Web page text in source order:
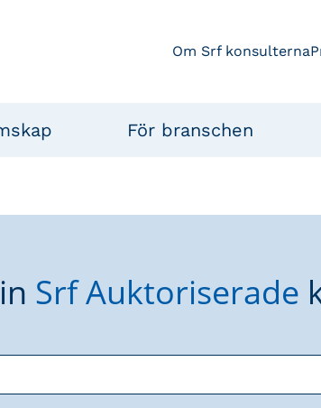
Om Srf konsulterna
För branschen
Srf Auktoriserade